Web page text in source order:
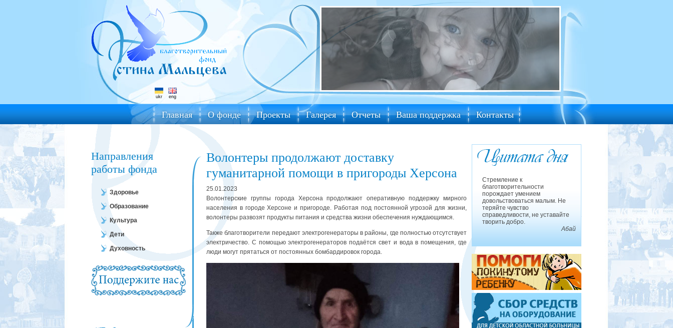
ukr eng
Главная О фонде Проекты Галерея Отчеты Ваша поддержка Контакты
Направления
работы фонда
Здоровье
Образование
Культура
Дети
Духовность
Волонтеры продолжают доставку
гуманитарной помощи в пригороды Херсона
25.01.2023
Волонтерские группы города Херсона продолжают оперативную поддержку мирного
населения в городе Херсоне и пригороде. Работая под постоянной угрозой для жизни,
волонтеры развозят продукты питания и средства жизни обеспечения нуждающимся.
Также благотворители передают электрогенераторы в районы, где полностью отсутствует
электричество. С помощью электрогенераторов подаётся свет и вода в помещения, где
люди могут прятаться от постоянных бомбардировок города.
Стремление к
благотворительности
порождает умением
довольствоваться малым. Не
теряйте чувство
справедливости, не уставайте
творить добро.
Абай